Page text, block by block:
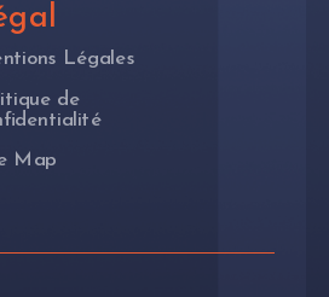
Légales
de
Map